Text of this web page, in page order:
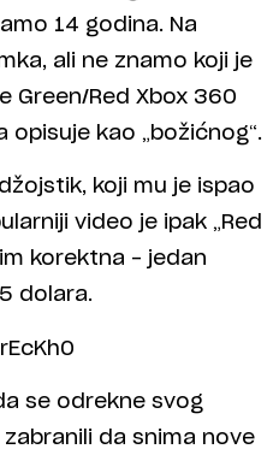
14 godina. Na
ali ne znamo koji je
Green/Red Xbox 360
kao „božićnog“.
koji mu je ispao
video je ipak „Red
korektna – jedan
dolara.
se odrekne svog
da snima nove